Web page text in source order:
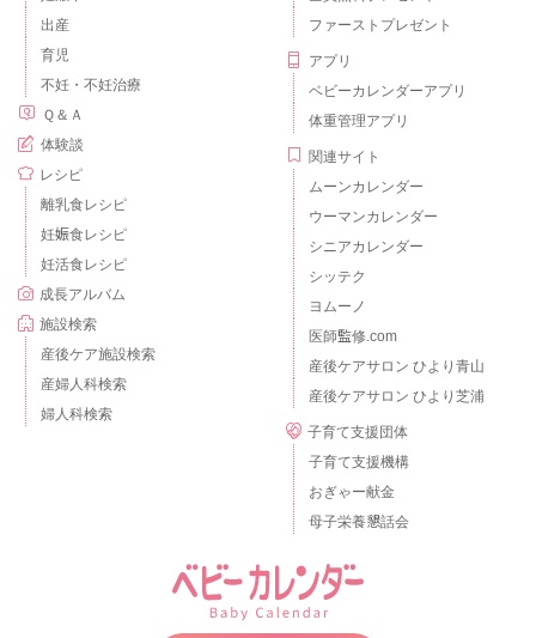
出産
育児
不妊・不妊治療
Ｑ＆Ａ
体験談
レシピ
離乳食レシピ
妊娠食レシピ
妊活食レシピ
成長アルバム
施設検索
産後ケア施設検索
産婦人科検索
婦人科検索
ファーストプレゼント
アプリ
ベビーカレンダーアプリ
体重管理アプリ
関連サイト
ムーンカレンダー
ウーマンカレンダー
シニアカレンダー
シッテク
ヨムーノ
医師監修.com
産後ケアサロン ひより青山
産後ケアサロン ひより芝浦
子育て支援団体
子育て支援機構
おぎゃー献金
母子栄養懇話会